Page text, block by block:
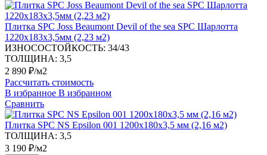
Плитка SPC Joss Beaumont Devil of the sea SPC Шарлотта
1220х183х3,5мм (2,23 м2)
ИЗНОСОСТОЙКОСТЬ: 34/43
ТОЛЩИНА: 3,5
2 890 ₽/м2
Рассчитать стоимость
В избранное В избранном
Сравнить
Плитка SPC NS Epsilon 001 1200х180х3,5 мм (2,16 м2)
ТОЛЩИНА: 3,5
3 190 ₽/м2